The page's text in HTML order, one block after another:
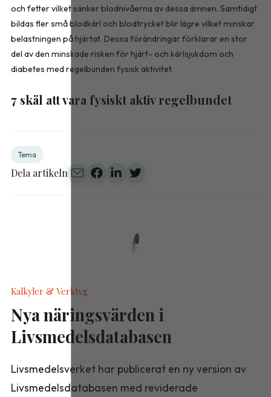
och fetter vilket sänker blodnivåerna av dessa ämnen. Samtidigt
bildas fler små blodkärl och blodtrycket blir lägre vilket minskar
belastningen på hjärtat. Dessa förändringar förklarar en stor
del av den minskade risken för hjärt- och kärlsjukdom och
diabetes med regelbunden fysisk aktivitet.
7 skäl att vara fysiskt aktiv regelbundet
Tema
Dela artikeln
Kalkyler & Verktyg
Nya näringsvärden i
Livsmedelsdatabasen
Livsmedelsverket har publicerat en ny version av
Livsmedelsdatabasen med reviderade